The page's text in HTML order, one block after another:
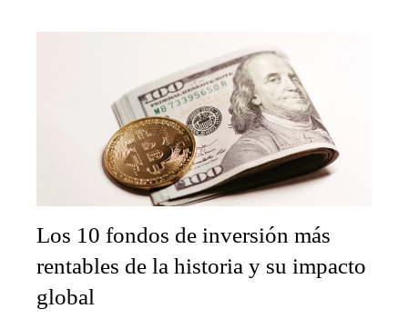
Los 10 fondos de inversión más
rentables de la historia y su impacto
global